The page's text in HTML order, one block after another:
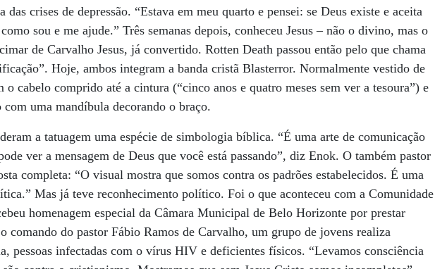
das crises de depressão. “Estava em meu quarto e pensei: se Deus existe e aceita
sou e me ajude.” Três semanas depois, conheceu Jesus – não o divino, mas o
de Carvalho Jesus, já convertido. Rotten Death passou então pelo que chama
Hoje, ambos integram a banda cristã Blasterror. Normalmente vestido de
o cabelo comprido até a cintura (“cinco anos e quatro meses sem ver a tesoura”) e
uma mandíbula decorando o braço.
a tatuagem uma espécie de simbologia bíblica. “É uma arte de comunicação
ver a mensagem de Deus que você está passando”, diz Enok. O também pastor
completa: “O visual mostra que somos contra os padrões estabelecidos. É uma
Mas já teve reconhecimento político. Foi o que aconteceu com a Comunidade
homenagem especial da Câmara Municipal de Belo Horizonte por prestar
comando do pastor Fábio Ramos de Carvalho, um grupo de jovens realiza
pessoas infectadas com o vírus HIV e deficientes físicos. “Levamos consciência